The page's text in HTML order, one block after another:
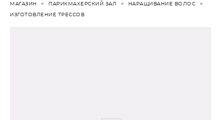
МАГАЗИН > ПАРИКМАХЕРСКИЙ ЗАЛ > НАРАЩИВАНИЕ ВОЛОС >
ИЗГОТОВЛЕНИЕ ТРЕССОВ